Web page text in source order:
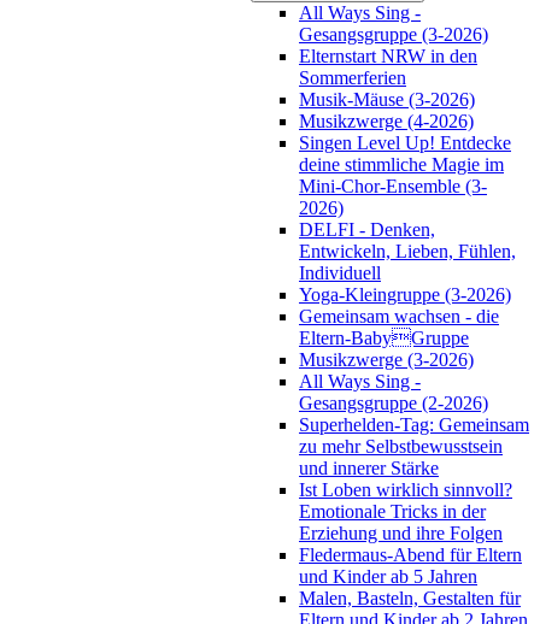
All Ways Sing -
Gesangsgruppe (3-2026)
Elternstart NRW in den
Sommerferien
Musik-Mäuse (3-2026)
Musikzwerge (4-2026)
Singen Level Up! Entdecke
deine stimmliche Magie im
Mini-Chor-Ensemble (3-
2026)
DELFI - Denken,
Entwickeln, Lieben, Fühlen,
Individuell
Yoga-Kleingruppe (3-2026)
Gemeinsam wachsen - die
Eltern-BabyGruppe
Musikzwerge (3-2026)
All Ways Sing -
Gesangsgruppe (2-2026)
Superhelden-Tag: Gemeinsam
zu mehr Selbstbewusstsein
und innerer Stärke
Ist Loben wirklich sinnvoll?
Emotionale Tricks in der
Erziehung und ihre Folgen
Fledermaus-Abend für Eltern
und Kinder ab 5 Jahren
Malen, Basteln, Gestalten für
Eltern und Kinder ab 2 Jahren